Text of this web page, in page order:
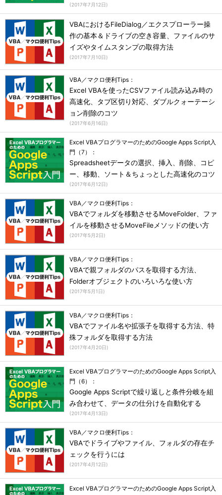
(2017年7月12日)
VBAにおけるFileDialog／エクスプローラー操
作の基本＆ドライブの空き容量、ファイルのサ
イズやタイムスタンプの取得方法
(2017年7月10日)
VBA／マクロ便利Tips：
Excel VBAを使ったCSVファイル読み込み時の
高速化、タブ区切り対応、ダブルクォーテーシ
ョン削除のコツ
(2017年6月16日)
Excel VBAプログラマーのためのGoogle Apps Script入
門（7）：
Spreadsheetデータの選択、挿入、削除、コピ
ー、移動、ソート＆ちょっとした高速化のコツ
(2017年6月12日)
VBA／マクロ便利Tips：
VBAでフォルダを移動させるMoveFolder、ファ
イルを移動させるMoveFileメソッドの使い方
(2017年5月2日)
VBA／マクロ便利Tips：
VBAで親フォルダのパスを取得する方法、
Folderオブジェクトのいろいろな使い方
(2017年5月1日)
VBA／マクロ便利Tips：
VBAでファイル名や拡張子を取得する方法、特
殊フォルダを取得する方法
(2017年4月20日)
Excel VBAプログラマーのためのGoogle Apps Script入
門（6）：
Google Apps Scriptで繰り返しと条件分岐を組
み合わせて、データの仕分けを自動化する
(2017年4月13日)
VBA／マクロ便利Tips：
VBAでドライブやファイル、フォルダの存在チ
ェックを行うには
(2017年4月12日)
Excel VBAプログラマーのためのGoogle Apps Script入